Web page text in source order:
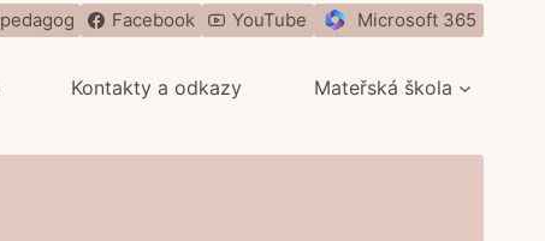
pedagog Facebook YouTube Microsoft 365
Kontakty a odkazy Mateřská škola